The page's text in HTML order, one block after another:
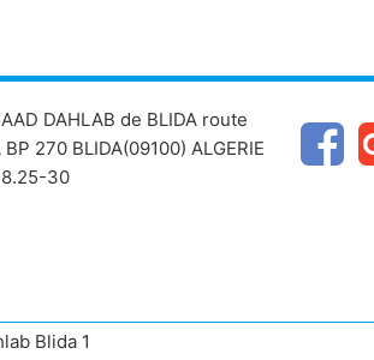
DAHLAB de BLIDA route
270 BLIDA(09100) ALGERIE
30
Blida 1